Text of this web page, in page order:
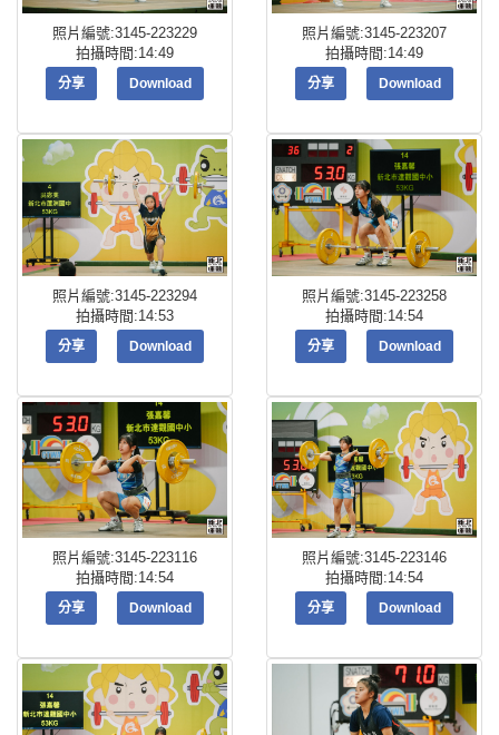
照片編號:3145-223229
拍攝時間:14:49
分享 Download
照片編號:3145-223207
拍攝時間:14:49
分享 Download
照片編號:3145-223294
拍攝時間:14:53
分享 Download
照片編號:3145-223258
拍攝時間:14:54
分享 Download
照片編號:3145-223116
拍攝時間:14:54
分享 Download
照片編號:3145-223146
拍攝時間:14:54
分享 Download